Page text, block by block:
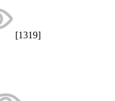
[1319]